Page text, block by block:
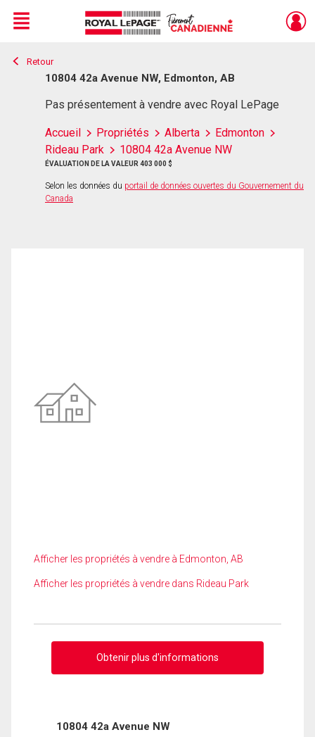
Live
En Direct
Menu
Retour
10804 42a Avenue NW, Edmonton, AB
Pas présentement à vendre avec Royal LePage
Accueil Propriétés Alberta
Edmonton
Rideau Park
10804 42a Avenue NW
ÉVALUATION DE LA VALEUR 403 000 $
Selon les données du portail de données ouvertes du Gouvernement du
Canada
Afficher les propriétés à vendre à Edmonton, AB
Afficher les propriétés à vendre dans Rideau Park
Obtenir plus d'informations
10804 42a Avenue NW